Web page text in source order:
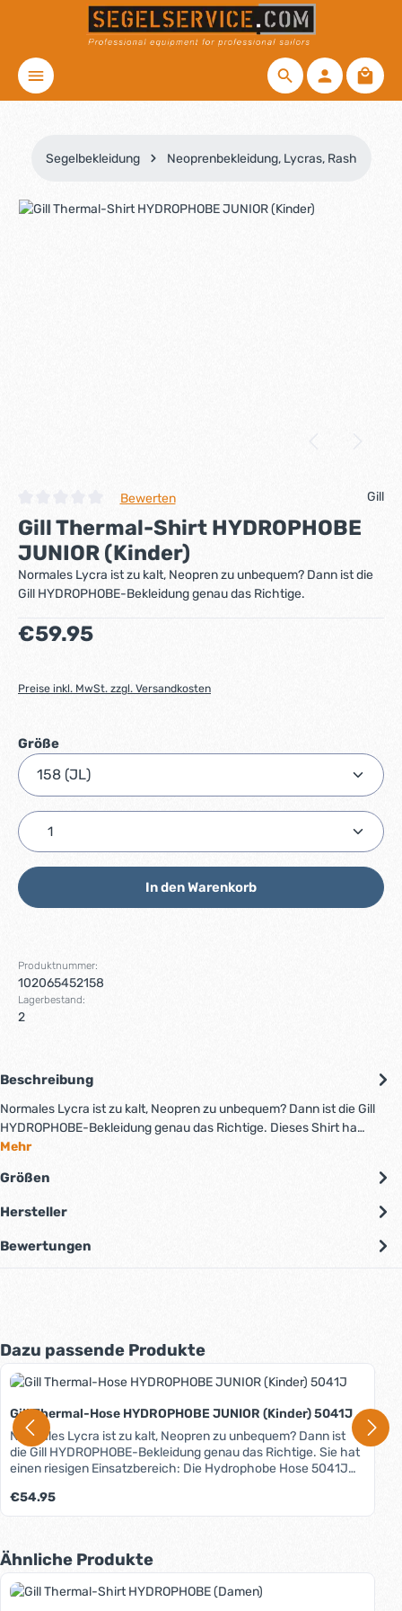
Zum Hauptinhalt springen
Segelbekleidung Neoprenbekleidung, Lycras, Rash
Bildergalerie überspringen
Durchschnittliche Bewertung von 0 von 5 Sternen
Bewerten Gill
Gill Thermal-Shirt HYDROPHOBE
JUNIOR (Kinder)
Normales Lycra ist zu kalt, Neopren zu unbequem? Dann ist die
Gill HYDROPHOBE-Bekleidung genau das Richtige.
Regulärer Preis:
€59.95
Preise inkl. MwSt. zzgl. Versandkosten
Größeauswählen
Produkt Anzahl: Gib den gewünschten Wert ein
In den Warenkorb
Produktnummer:
102065452158
Lagerbestand:
2
Beschreibung
Normales Lycra ist zu kalt, Neopren zu unbequem? Dann ist die Gill
HYDROPHOBE-Bekleidung genau das Richtige. Dieses Shirt ha…
Mehr
Größen
Hersteller
Bewertungen
Produktgalerie überspringen
Dazu passende Produkte
Gill Thermal-Hose HYDROPHOBE JUNIOR (Kinder) 5041J
Normales Lycra ist zu kalt, Neopren zu unbequem? Dann ist
die Gill HYDROPHOBE-Bekleidung genau das Richtige. Sie hat
einen riesigen Einsatzbereich: Die Hydrophobe Hose 5041J
unter dem Neoprenanzug. Aber auch unter einer Segelhose
oder einem Trockenanzug funktioniert sie wunderbar. Das
Verdunstungskälte verhindert wird. Die Innenseite besteht
aus einem dünnen, auf der Haut sehr angenehmen und
wärmendem Fleece. Die flachen Flatlock-Nähte, der
aufwändige Schnitt und das elastische Material sorgen für
Regulärer Preis:
€54.95
Produktgalerie überspringen
Ähnliche Produkte